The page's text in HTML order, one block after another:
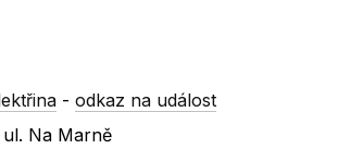
-odkaz na událost
Na Marně